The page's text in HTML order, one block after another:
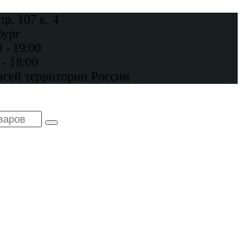
107 к. 4
19:00
18:00
территории России